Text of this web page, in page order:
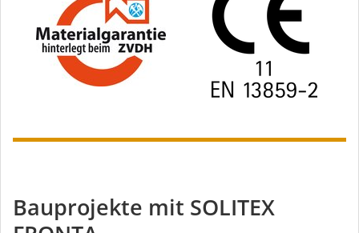
Bauprojekte mit SOLITEX